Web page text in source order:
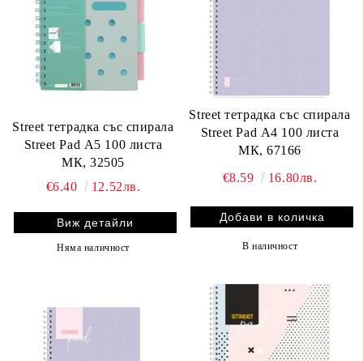
Street тетрадка със спирала
Street Pad А5 100 листа
МК, 32505
€6.40
12.52лв.
Виж детайли
Няма наличност
Street тетрадка със спирала
Street Pad А4 100 листа
МК, 67166
€8.59
16.80лв.
В наличност